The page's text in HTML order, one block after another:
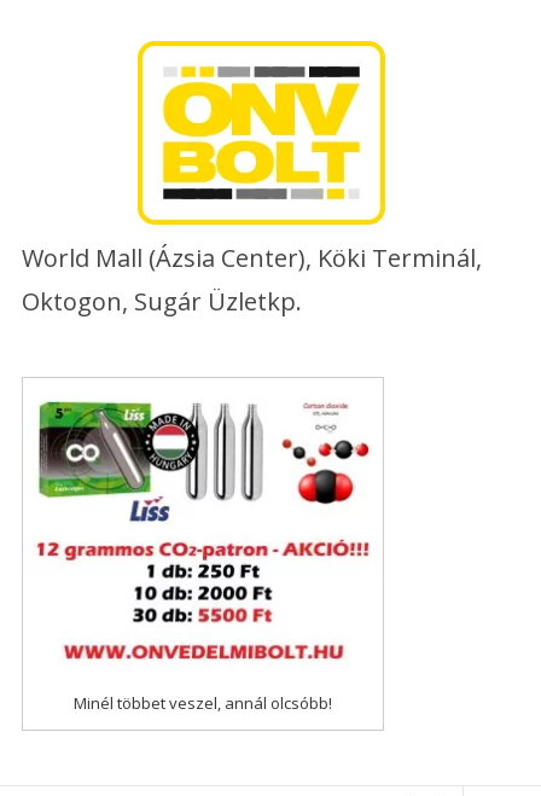
World Mall (Ázsia Center), Köki Terminál,
Oktogon, Sugár Üzletkp.
Minél többet veszel, annál olcsóbb!